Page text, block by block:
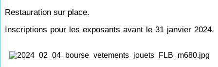
Restauration sur place.
Inscriptions pour les exposants avant le 31 janvier 2024.